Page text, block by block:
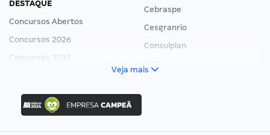
DESTAQUE
Concursos Abertos
Concursos 2026
Concursos 2025
Concurso Ibama
Concurso MPU
Editais publicados
Cebraspe
Cesgranrio
Consulplan
Veja mais